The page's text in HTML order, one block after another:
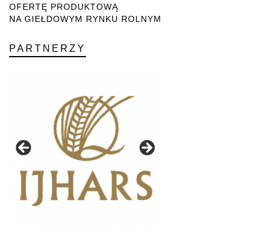
OFERTĘ PRODUKTOWĄ
NA GIEŁDOWYM RYNKU ROLNYM
PARTNERZY